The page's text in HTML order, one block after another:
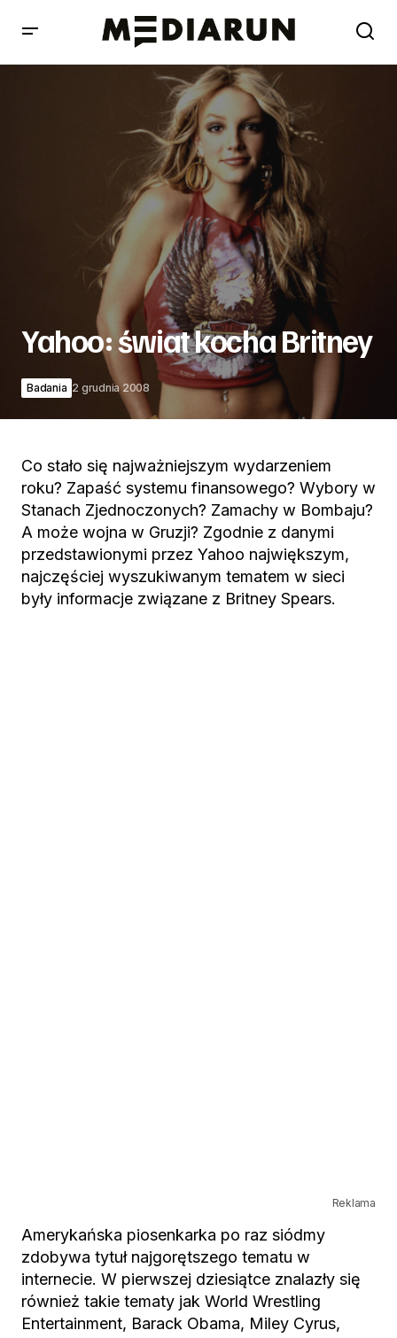
Yahoo: świat kocha Britney
Yahoo: świat kocha Britney
Badania 2 grudnia 2008
Co stało się najważniejszym wydarzeniem
roku? Zapaść systemu finansowego? Wybory w
Stanach Zjednoczonych? Zamachy w Bombaju?
A może wojna w Gruzji? Zgodnie z danymi
przedstawionymi przez Yahoo największym,
najczęściej wyszukiwanym tematem w sieci
były informacje związane z Britney Spears.
Reklama
Amerykańska piosenkarka po raz siódmy
zdobywa tytuł najgorętszego tematu w
internecie. W pierwszej dziesiątce znalazły się
również takie tematy jak World Wrestling
Entertainment, Barack Obama, Miley Cyrus,